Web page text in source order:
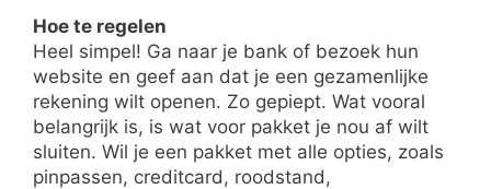
Hoe te regelen
Heel simpel! Ga naar je bank of bezoek hun
website en geef aan dat je een gezamenlijke
rekening wilt openen. Zo gepiept. Wat vooral
belangrijk is, is wat voor pakket je nou af wilt
sluiten. Wil je een pakket met alle opties, zoals
pinpassen, creditcard, roodstand,